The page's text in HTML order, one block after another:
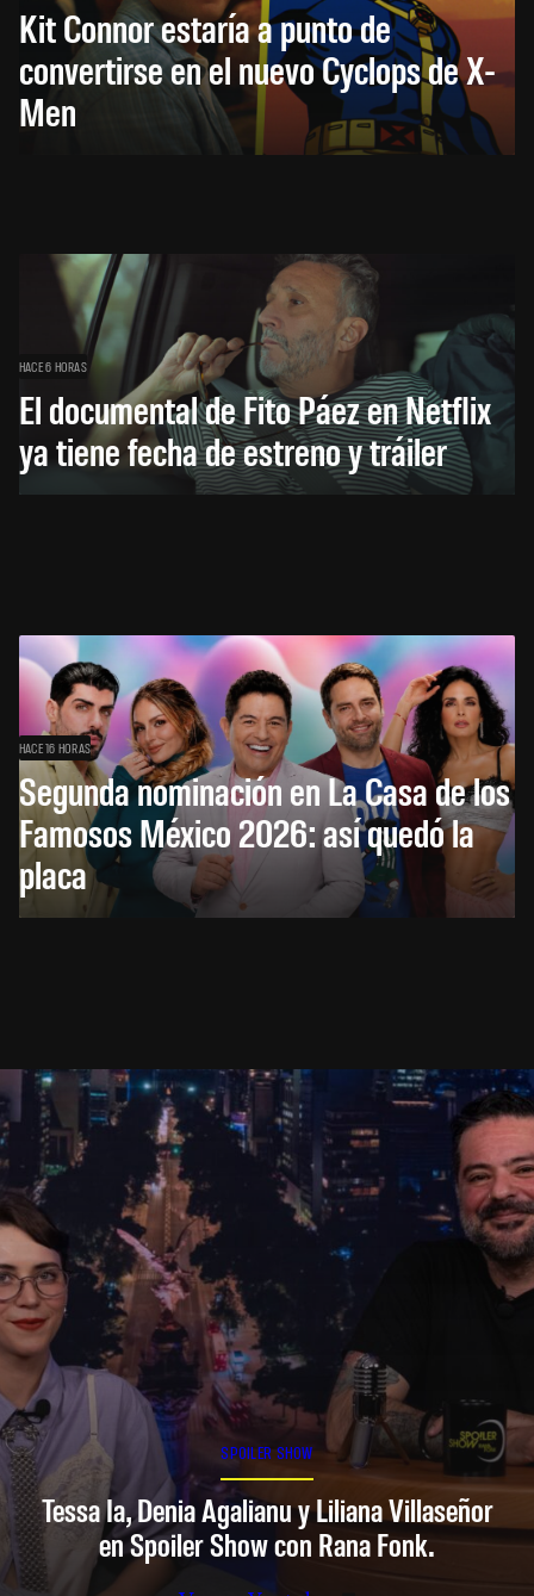
Kit Connor estaría a punto de
convertirse en el nuevo Cyclops de X-
Men
HACE 6 HORAS
El documental de Fito Páez en Netflix
ya tiene fecha de estreno y tráiler
HACE 16 HORAS
Segunda nominación en La Casa de los
Famosos México 2026: así quedó la
placa
SPOILER SHOW
Tessa Ia, Denia Agalianu y Liliana Villaseñor
en Spoiler Show con Rana Fonk.